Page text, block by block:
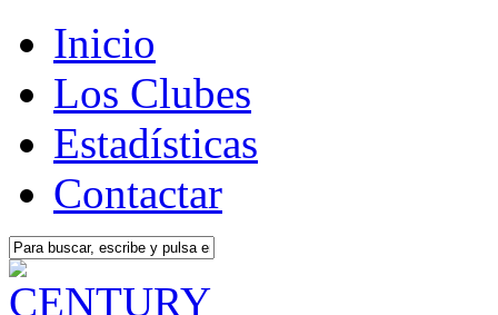
Inicio
Los Clubes
Estadísticas
Contactar